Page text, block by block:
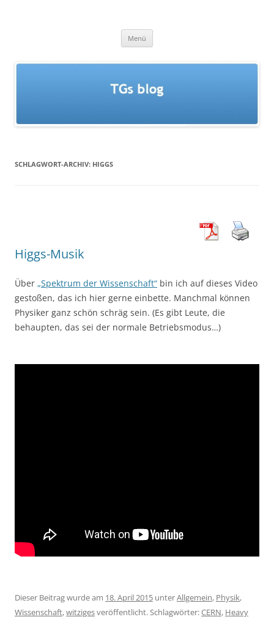
Menü
SCHLAGWORT-ARCHIV: HIGGS
Higgs-Musik
Über „Spektrum der Wissenschaft“ bin ich auf dieses Video
gestoßen, das ich hier gerne einbette. Manchmal können
Physiker ganz schön schräg sein. (Es gibt Leute, die
behaupten, das sei der normale Betriebsmodus…)
Dieser Beitrag wurde am 18. April 2015 unterAllgemein, Physik,
Wissenschaft,witzigesveröffentlicht. Schlagwörter:CERN, Heavy